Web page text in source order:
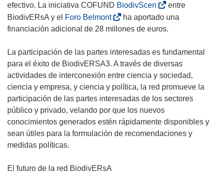
efectivo. La iniciativa COFUND BiodivScen
s
e
b
r
i
r
á
e
n
u
entre
BiodivERsA y el Foro Belmont(
s
a
b
r
i
r
á
e
n
a
ha aportado una
financiación adicional de 28 millones de euros.
La participación de las partes interesadas es fundamental
para el éxito de BiodivERSA3. A través de diversas
actividades de interconexión entre ciencia y sociedad,
ciencia y empresa, y ciencia y política, la red promueve la
participación de las partes interesadas de los sectores
público y privado, velando por que los nuevos
conocimientos generados estén rápidamente disponibles y
sean útiles para la formulación de recomendaciones y
medidas políticas.
El futuro de la red BiodivERsA